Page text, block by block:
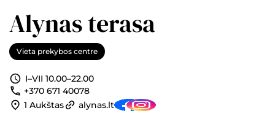
Alynas terasa
Vieta prekybos centre
I–VII 10.00–22.00
+370 671 40078
1 Aukštas
alynas.lt